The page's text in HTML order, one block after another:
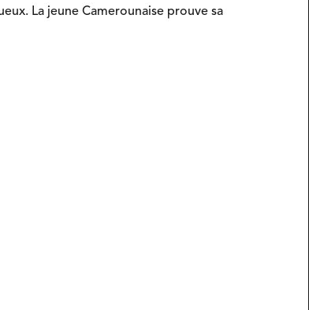
La jeune Camerounaise prouve sa